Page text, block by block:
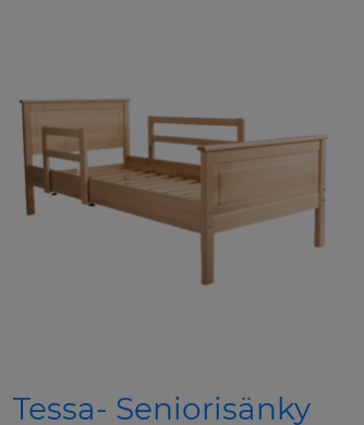
Tessa- Seniorisänky